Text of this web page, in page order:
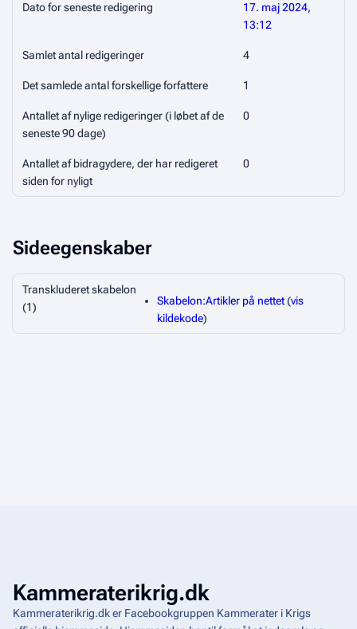
Dato for seneste redigering
17. maj 2024,
13:12
Samlet antal redigeringer 4
Det samlede antal forskellige forfattere 1
Antallet af nylige redigeringer (i løbet af de
seneste 90 dage)
0
Antallet af bidragydere, der har redigeret
siden for nyligt
0
Sideegenskaber
Transkluderet skabelon
(1)
Skabelon:Artikler på nettet(vis
kildekode)
Kammeraterikrig.dk
Kammeraterikrig.dk er Facebookgruppen Kammerater i Krigs